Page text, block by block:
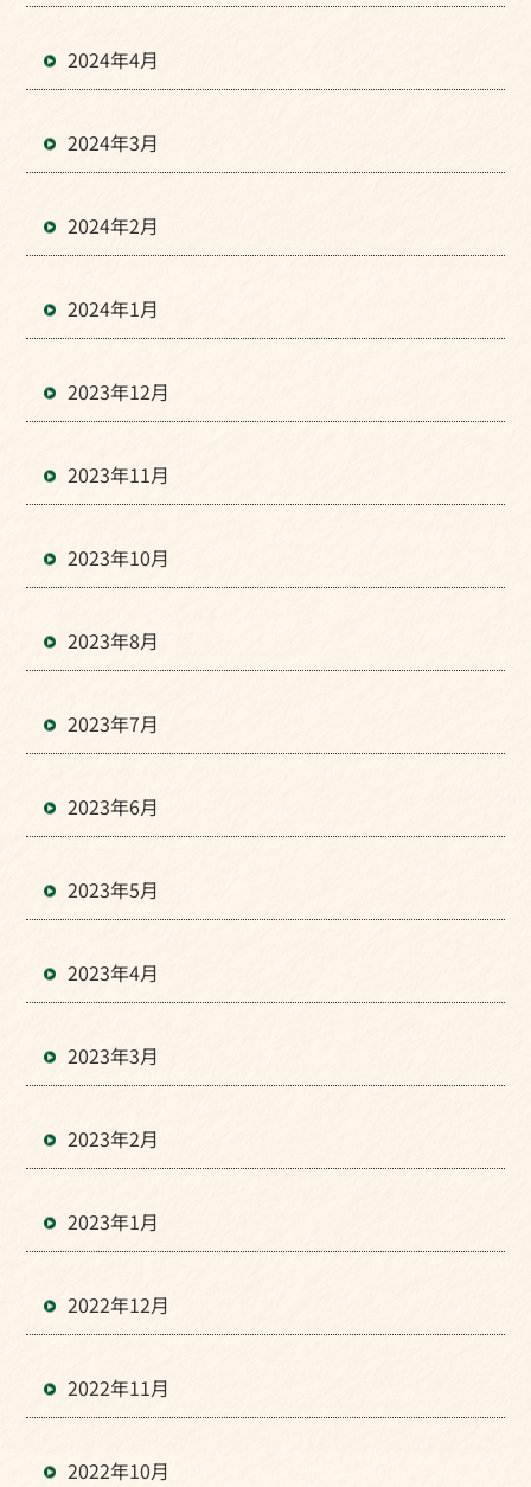
2024年4月
2024年3月
2024年2月
2024年1月
2023年12月
2023年11月
2023年10月
2023年8月
2023年7月
2023年6月
2023年5月
2023年4月
2023年3月
2023年2月
2023年1月
2022年12月
2022年11月
2022年10月